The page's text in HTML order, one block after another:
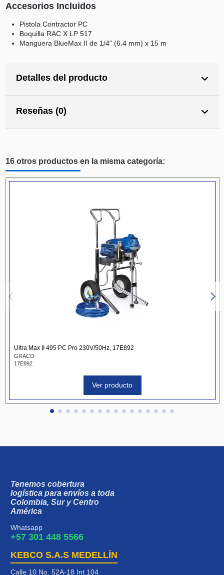
Accesorios Incluidos
Pistola Contractor PC
Boquilla RAC X LP 517
Manguera BlueMax II de 1/4" (6.4 mm) x 15 m
Detalles del producto
Reseñas (0)
16 otros productos en la misma categoría:
Ultra Max II 495 PC Pro 230V/50Hz, 17E892
GRACO
17E892
Ver producto
Tenemos cobertura
logística para envíos a toda
Colombia, Sur y Centro
América
Whatsapp
+57 301 448 5566
KEBCO S.A.S MEDELLÍN
Calle 10 No. 52A-18 Int 104